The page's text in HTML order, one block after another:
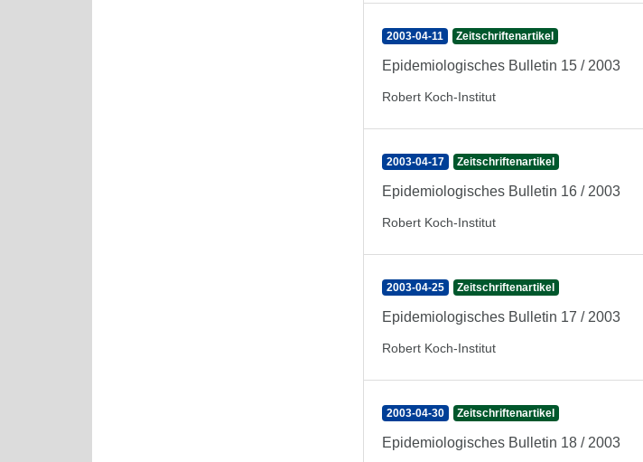
2003-04-11 Zeitschriftenartikel
Epidemiologisches Bulletin 15 / 2003
Robert Koch-Institut
2003-04-17 Zeitschriftenartikel
Epidemiologisches Bulletin 16 / 2003
Robert Koch-Institut
2003-04-25 Zeitschriftenartikel
Epidemiologisches Bulletin 17 / 2003
Robert Koch-Institut
2003-04-30 Zeitschriftenartikel
Epidemiologisches Bulletin 18 / 2003